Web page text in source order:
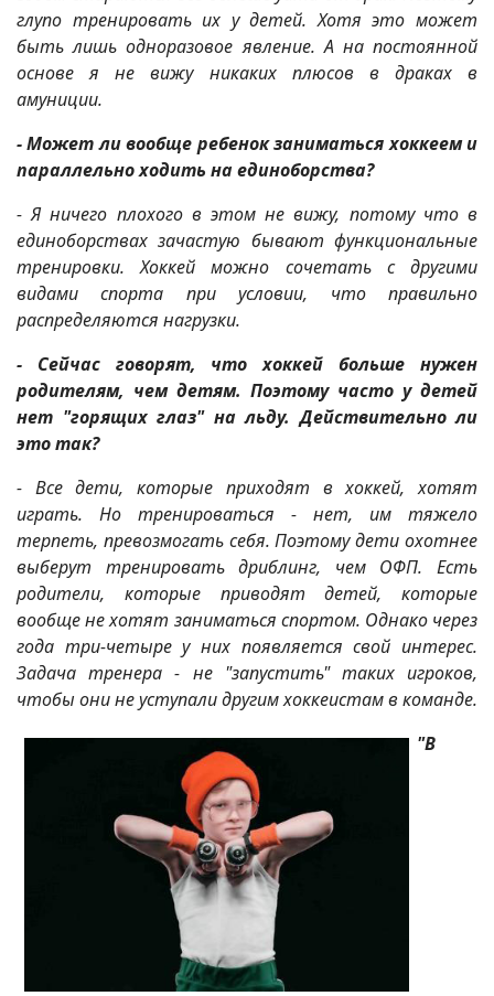
глупо тренировать их у детей. Хотя это может
быть лишь одноразовое явление. А на постоянной
основе я не вижу никаких плюсов в драках в
амуниции.
- Может ли вообще ребенок заниматься хоккеем и
параллельно ходить на единоборства?
- Я ничего плохого в этом не вижу, потому что в
единоборствах зачастую бывают функциональные
тренировки. Хоккей можно сочетать с другими
видами спорта при условии, что правильно
распределяются нагрузки.
- Сейчас говорят, что хоккей больше нужен
родителям, чем детям. Поэтому часто у детей
нет "горящих глаз" на льду. Действительно ли
это так?
- Все дети, которые приходят в хоккей, хотят
играть. Но тренироваться - нет, им тяжело
терпеть, превозмогать себя. Поэтому дети охотнее
выберут тренировать дриблинг, чем ОФП. Есть
родители, которые приводят детей, которые
вообще не хотят заниматься спортом. Однако через
года три-четыре у них появляется свой интерес.
Задача тренера - не "запустить" таких игроков,
чтобы они не уступали другим хоккеистам в команде.
"В